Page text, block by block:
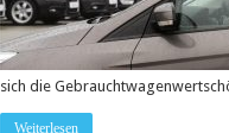
sich die
Weiterlesen